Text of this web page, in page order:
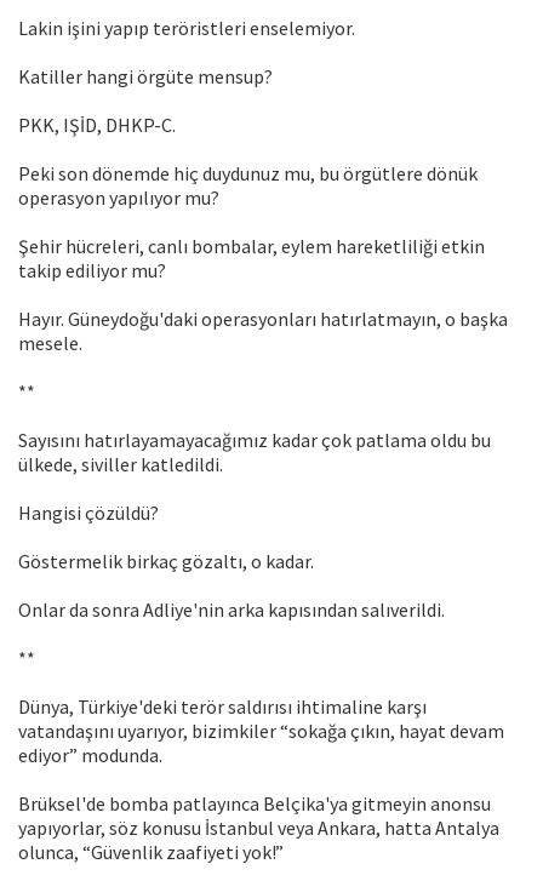
Lakin işini yapıp teröristleri enselemiyor.
Katiller hangi örgüte mensup?
PKK, IŞİD, DHKP-C.
Peki son dönemde hiç duydunuz mu, bu örgütlere dönük
operasyon yapılıyor mu?
Şehir hücreleri, canlı bombalar, eylem hareketliliği etkin
takip ediliyor mu?
Hayır. Güneydoğu'daki operasyonları hatırlatmayın, o başka
mesele.
**
Sayısını hatırlayamayacağımız kadar çok patlama oldu bu
ülkede, siviller katledildi.
Hangisi çözüldü?
Göstermelik birkaç gözaltı, o kadar.
Onlar da sonra Adliye'nin arka kapısından salıverildi.
**
Dünya, Türkiye'deki terör saldırısı ihtimaline karşı
vatandaşını uyarıyor, bizimkiler “sokağa çıkın, hayat devam
ediyor” modunda.
Brüksel'de bomba patlayınca Belçika'ya gitmeyin anonsu
yapıyorlar, söz konusu İstanbul veya Ankara, hatta Antalya
olunca, “Güvenlik zaafiyeti yok!”